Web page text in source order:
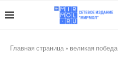
Главная страница » великая победа